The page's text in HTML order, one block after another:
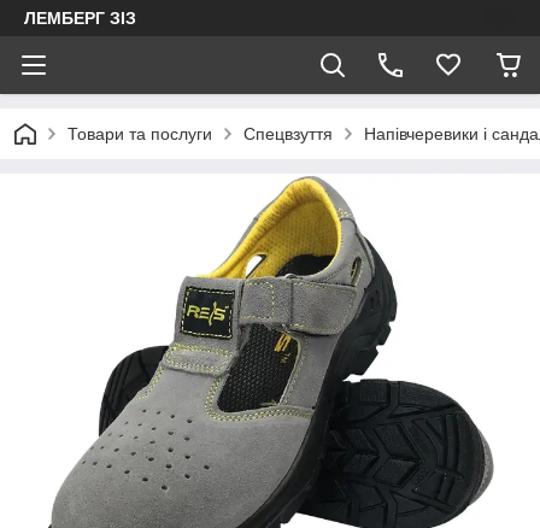
ЛЕМБЕРГ ЗІЗ
Товари та послуги Спецвзуття Напівчеревики і